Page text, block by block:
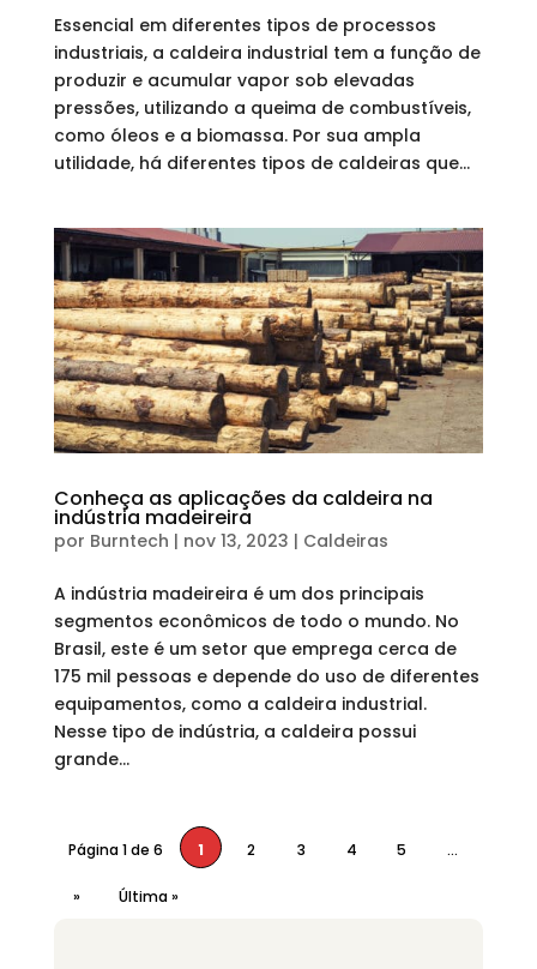
Essencial em diferentes tipos de processos
industriais, a caldeira industrial tem a função de
produzir e acumular vapor sob elevadas
pressões, utilizando a queima de combustíveis,
como óleos e a biomassa. Por sua ampla
utilidade, há diferentes tipos de caldeiras que...
Conheça as aplicações da caldeira na
indústria madeireira
por Burntech | nov 13, 2023 | Caldeiras
A indústria madeireira é um dos principais
segmentos econômicos de todo o mundo. No
Brasil, este é um setor que emprega cerca de
175 mil pessoas e depende do uso de diferentes
equipamentos, como a caldeira industrial.
Nesse tipo de indústria, a caldeira possui
grande...
Página 1 de 6 1 2 3 4 5 ...
» Última »